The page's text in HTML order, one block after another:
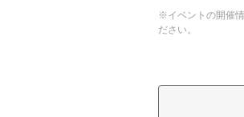
※イベントの開催
ださい。